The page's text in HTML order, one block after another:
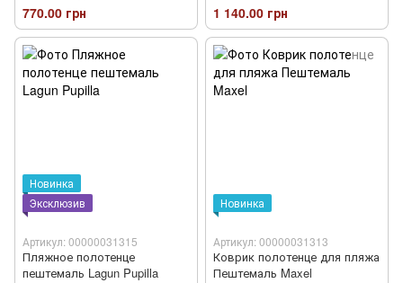
770.00 грн 1 140.00 грн
Новинка
Эксклюзив
Артикул: 00000031315
Пляжное полотенце
пештемаль Lagun Pupilla
Новинка
Артикул: 00000031313
Коврик полотенце для пляжа
Пештемаль Maxel